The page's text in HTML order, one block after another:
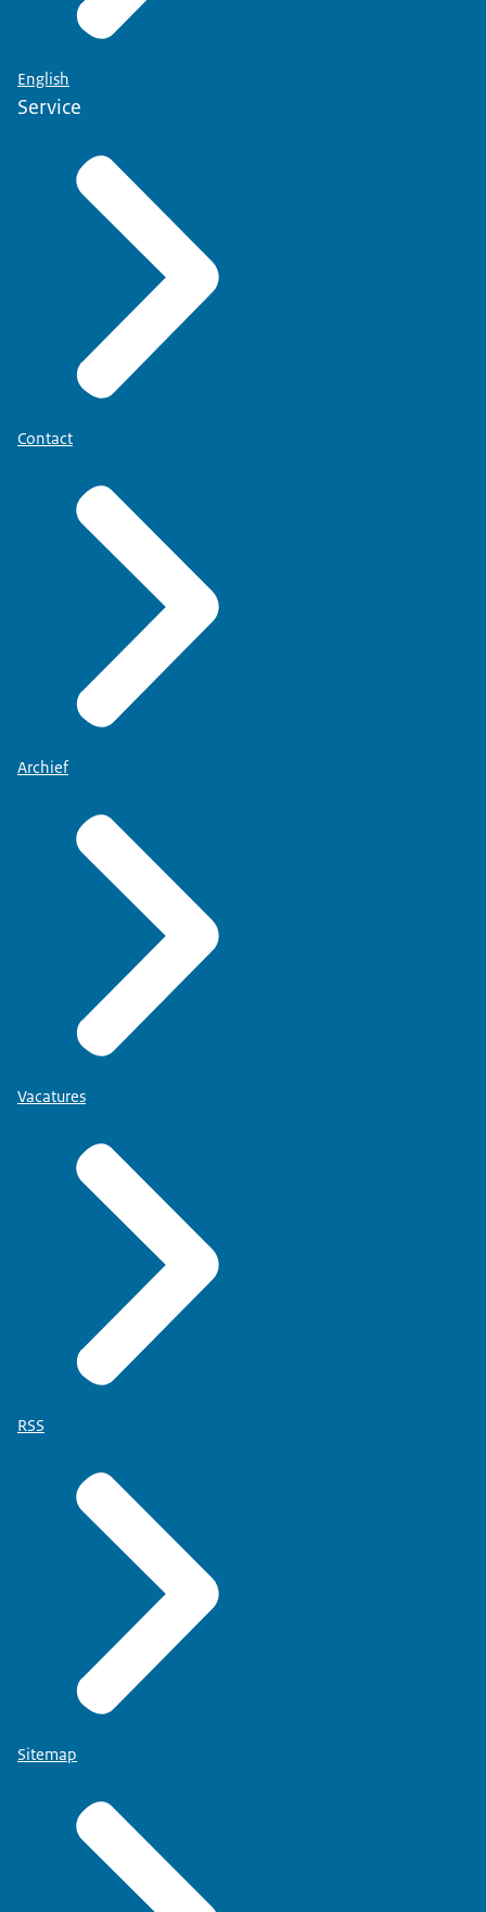
English
Service
Contact
Archief
Vacatures
RSS
Sitemap